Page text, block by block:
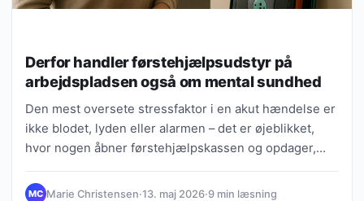
Derfor handler førstehjælpsudstyr på
arbejdspladsen også om mental sundhed
Den mest oversete stressfaktor i en akut hændelse er
ikke blodet, lyden eller alarmen – det er øjeblikket,
hvor nogen åbner førstehjælpskassen og opdager,…
MC Marie Christensen·13. maj 2026·9 min læsning